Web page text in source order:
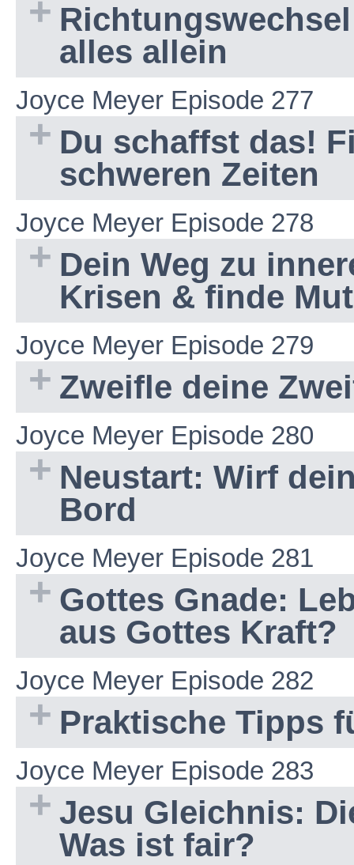
alles allein
Joyce Meyer Episode 277
Du schaffst das!
schweren Zeiten
Joyce Meyer Episode 278
Dein Weg zu
Krisen & finde Mut
Joyce Meyer Episode 279
Zweifle deine
Joyce Meyer Episode 280
Neustart: Wirf
Bord
Joyce Meyer Episode 281
Gottes Gnade:
aus Gottes Kraft?
Joyce Meyer Episode 282
Praktische Tipps
Joyce Meyer Episode 283
Jesu Gleichnis:
Was ist fair?